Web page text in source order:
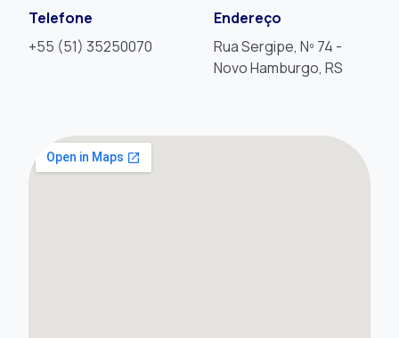
Telefone
+55 (51) 35250070
Endereço
Rua Sergipe, Nº 74 -
Novo Hamburgo, RS